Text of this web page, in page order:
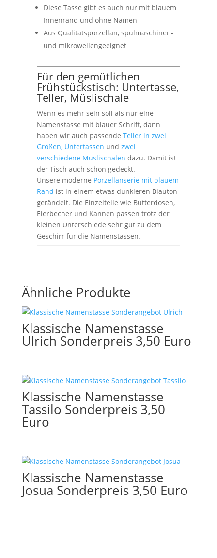
Diese Tasse gibt es auch nur mit blauem
Innenrand und ohne Namen
Aus Qualitätsporzellan, spülmaschinen-
und mikrowellengeeignet
Für den gemütlichen
Frühstückstisch: Untertasse,
Teller, Müslischale
Wenn es mehr sein soll als nur eine
Namenstasse mit blauer Schrift, dann
haben wir auch passende Teller in zwei
Größen, Untertassen und zwei
verschiedene Müslischalen dazu. Damit ist
der Tisch auch schön gedeckt.
Unsere moderne Porzellanserie mit blauem
Rand ist in einem etwas dunkleren Blauton
gerändelt. Die Einzelteile wie Butterdosen,
Eierbecher und Kannen passen trotz der
kleinen Unterschiede sehr gut zu dem
Geschirr für die Namenstassen.
Ähnliche Produkte
Klassische Namenstasse
Ulrich Sonderpreis 3,50 Euro
Klassische Namenstasse
Tassilo Sonderpreis 3,50
Euro
Klassische Namenstasse
Josua Sonderpreis 3,50 Euro